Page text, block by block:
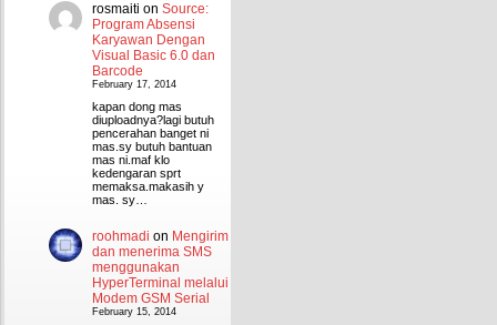
rosmaiti on Source:
Program Absensi
Karyawan Dengan
Visual Basic 6.0 dan
Barcode
February 17, 2014
kapan dong mas
diuploadnya?lagi butuh
pencerahan banget ni
mas.sy butuh bantuan
mas ni.maf klo
kedengaran sprt
memaksa.makasih y
mas. sy…
roohmadi on Mengirim
dan menerima SMS
menggunakan
HyperTerminal melalui
Modem GSM Serial
February 15, 2014